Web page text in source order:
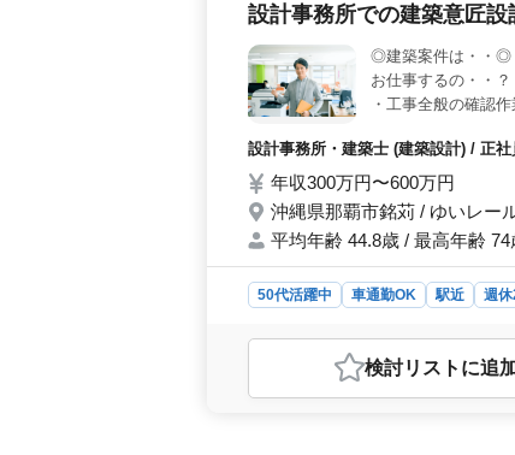
厚生も充実しており、雇用、労災
設計事務所での建築意匠設
◎建築案件は・・◎
お仕事するの・・
・工事全般の確認
休2日制 ・車通勤可
なってます♪ 1級建
も経験のある方募集
設計事務所・建築士 (建築設計) / 正社
年収300万円〜600万円
沖縄県那覇市銘苅 / ゆいレ
平均年齢 44.8歳 / 最高年齢 74
50代活躍中 車通勤OK 駅近 週休
＜業務内容の特徴＞ この求人は
宅、店舗、工場、学校、公営住宅
の魅力＞ この求人では、作業着
検討リスト に追